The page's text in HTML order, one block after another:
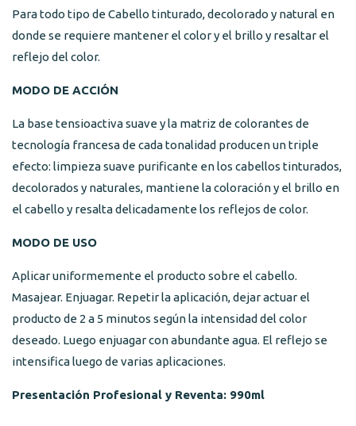
Para todo tipo de Cabello tinturado, decolorado y natural en
donde se requiere mantener el color y el brillo y resaltar el
reflejo del color.
MODO DE ACCIÓN
La base tensioactiva suave y la matriz de colorantes de
tecnología francesa de cada tonalidad producen un triple
efecto: limpieza suave purificante en los cabellos tinturados,
decolorados y naturales, mantiene la coloración y el brillo en
el cabello y resalta delicadamente los reflejos de color.
MODO DE USO
Aplicar uniformemente el producto sobre el cabello.
Masajear. Enjuagar. Repetir la aplicación, dejar actuar el
producto de 2 a 5 minutos según la intensidad del color
deseado. Luego enjuagar con abundante agua. El reflejo se
intensifica luego de varias aplicaciones.
Presentación Profesional y Reventa: 990ml